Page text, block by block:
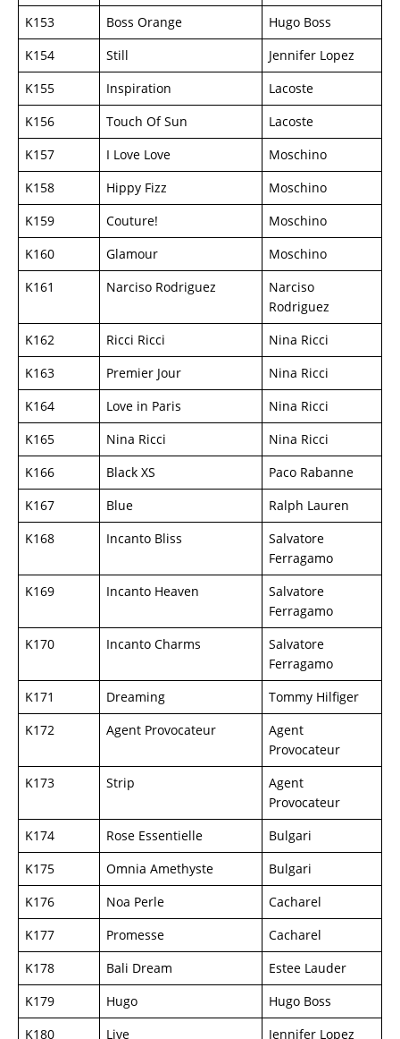
K153
Boss Orange
Hugo Boss
K154
Still
Jennifer Lopez
K155
Inspiration
Lacoste
K156
Touch Of Sun
Lacoste
K157
I Love Love
Moschino
K158
Hippy Fizz
Moschino
K159
Couture!
Moschino
K160
Glamour
Moschino
K161
Narciso Rodriguez
Narciso
Rodriguez
K162
Ricci Ricci
Nina Ricci
K163
Premier Jour
Nina Ricci
K164
Love in Paris
Nina Ricci
K165
Nina Ricci
Nina Ricci
K166
Black XS
Paco Rabanne
K167
Blue
Ralph Lauren
K168
Incanto Bliss
Salvatore
Ferragamo
K169
Incanto Heaven
Salvatore
Ferragamo
K170
Incanto Charms
Salvatore
Ferragamo
K171
Dreaming
Tommy Hilfiger
K172
Agent Provocateur
Agent
Provocateur
K173
Strip
Agent
Provocateur
K174
Rose Essentielle
Bulgari
K175
Omnia Amethyste
Bulgari
K176
Noa Perle
Cacharel
K177
Promesse
Cacharel
K178
Bali Dream
Estee Lauder
K179
Hugo
Hugo Boss
K180
Live Jennifer Lopez